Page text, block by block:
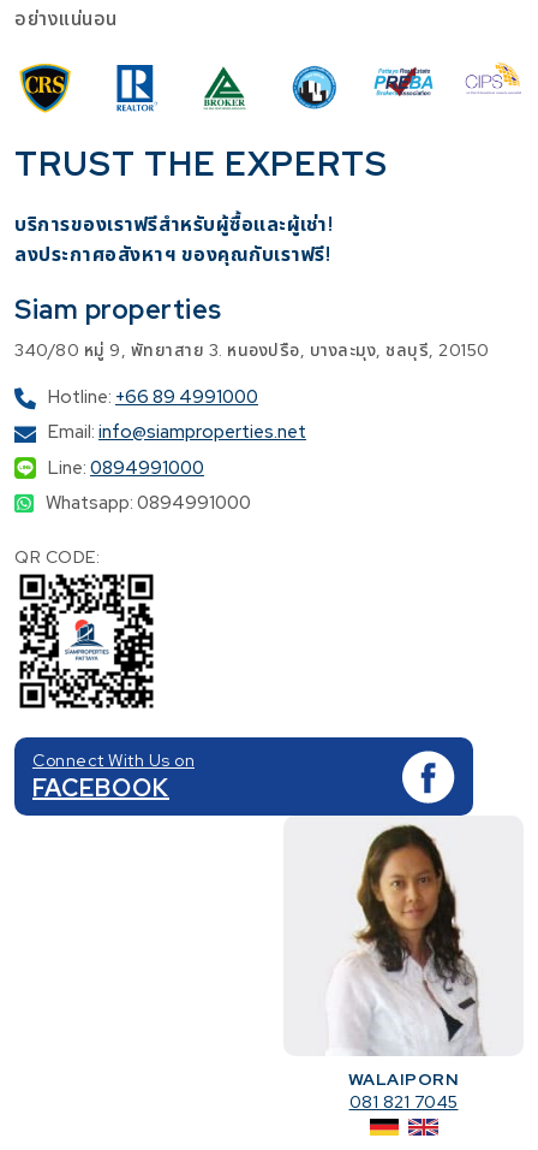
อย่างแน่นอน
TRUST THE EXPERTS
บริการของเราฟรีสำหรับผู้ซื้อและผู้เช่า!
​ลงประกาศอสังหาฯ ของคุณกับเราฟรี!
Siam properties
340/80 หมู่ 9, พัทยาสาย 3. หนองปรือ, บางละมุง, ชลบุรี, 20150
Hotline: +66 89 4991000
Email: info@siamproperties.net
Line: 0894991000
Whatsapp: 0894991000
QR CODE:
Connect With Us on
FACEBOOK
WALAIPORN
081 821 7045